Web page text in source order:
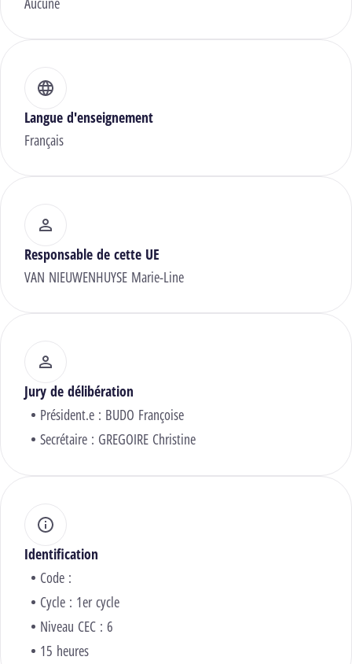
Langue d'enseignement
Français
Responsable de cette UE
VAN NIEUWENHUYSE Marie-Line
Jury de délibération
Président.e : BUDO Françoise
Secrétaire : GREGOIRE Christine
Identification
Code :
Cycle : 1er cycle
Niveau CEC : 6
15 heures